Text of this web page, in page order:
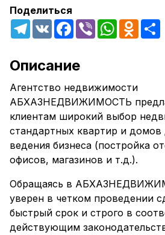
Поделиться
Telegram
VK Facebook
Viber WhatsApp
Описание
Агентство недвижимости
АБХАЗНЕДВИЖИМОСТЬ
клиентам широкий выбор
стандартных квартир и
ведения бизнеса (постройка
офисов, магазинов и т.д.).
Обращаясь в
уверен в четком проведении
быстрый срок и строго в
действующим